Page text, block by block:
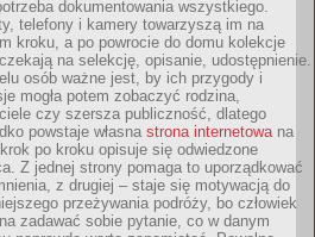
dokumentowania wszystkiego.
telefony i kamery towarzyszą im na
kroku, a po powrocie do domu kolekcje
na selekcję, opisanie, udostępnienie.
osób ważne jest, by ich przygody i
mogła potem zobaczyć rodzina,
czy szersza publiczność, dlatego
powstaje własna strona internetowana
po kroku opisuje się odwiedzone
Z jednej strony pomaga to uporządkować
z drugiej – staje się motywacją do
przeżywania podróży, bo człowiek
zadawać sobie pytanie, co w danym